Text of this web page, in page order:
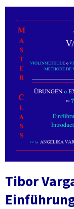
Tibor